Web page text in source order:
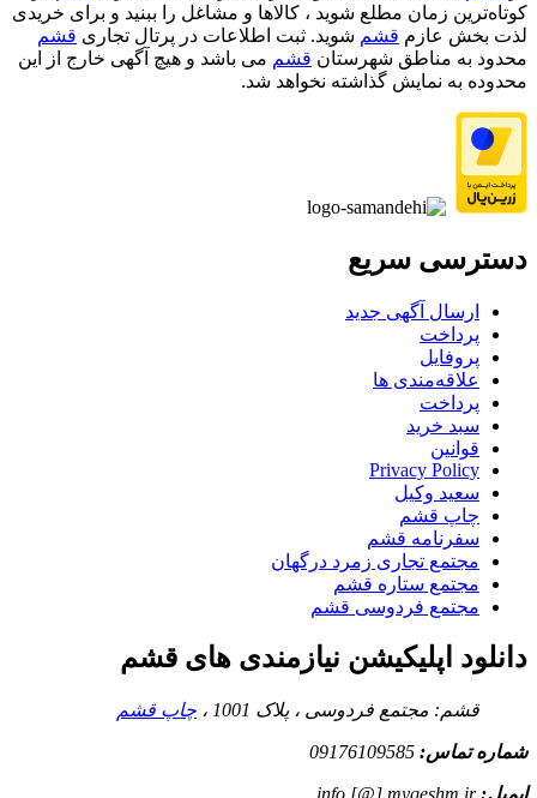
کوتاه‌ترین زمان مطلع شوید ، کالاها و مشاغل را ببنید و برای خریدی
لذت بخش عازم قشم شوید. ثبت اطلاعات در پرتال تجاری قشم
محدود به مناطق شهرستان قشم می باشد و هیچ آگهی خارج از این
محدوده به نمایش گذاشته نخواهد شد.
دسترسی سریع
ارسال آگهی جدید
پرداخت
پروفایل
علاقه‌مندی ها
پرداخت
سبد خرید
قوانین
Privacy Policy
سعید وکیل
چاپ قشم
سفرنامه قشم
مجتمع تجاری زمرد درگهان
مجتمع ستاره قشم
مجتمع فردوسی قشم
دانلود اپلیکیشن نیازمندی های قشم
قشم: مجتمع فردوسی ، پلاک 1001 ، چاپ قشم
شماره تماس: 09176109585